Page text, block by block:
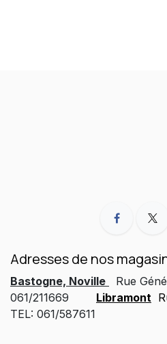
Adresses de nos
Bastogne, Noville
Rue
061/211669
Libramont R
TEL: 061/587611